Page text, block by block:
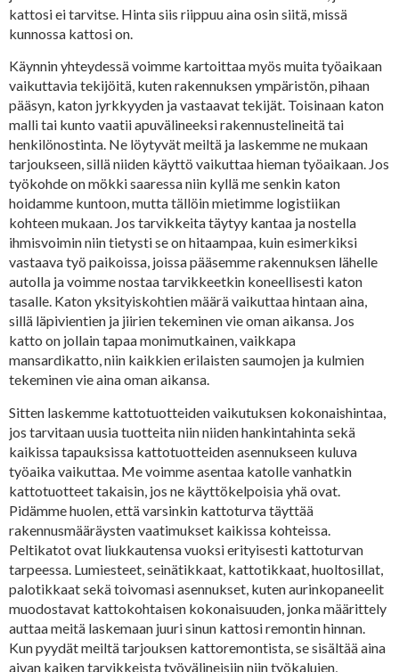
kattosi ei tarvitse. Hinta siis riippuu aina osin siitä, missä
kunnossa kattosi on.
Käynnin yhteydessä voimme kartoittaa myös muita työaikaan
vaikuttavia tekijöitä, kuten rakennuksen ympäristön, pihaan
pääsyn, katon jyrkkyyden ja vastaavat tekijät. Toisinaan katon
malli tai kunto vaatii apuvälineeksi rakennustelineitä tai
henkilönostinta. Ne löytyvät meiltä ja laskemme ne mukaan
tarjoukseen, sillä niiden käyttö vaikuttaa hieman työaikaan. Jos
työkohde on mökki saaressa niin kyllä me senkin katon
hoidamme kuntoon, mutta tällöin mietimme logistiikan
kohteen mukaan. Jos tarvikkeita täytyy kantaa ja nostella
ihmisvoimin niin tietysti se on hitaampaa, kuin esimerkiksi
vastaava työ paikoissa, joissa pääsemme rakennuksen lähelle
autolla ja voimme nostaa tarvikkeetkin koneellisesti katon
tasalle. Katon yksityiskohtien määrä vaikuttaa hintaan aina,
sillä läpivientien ja jiirien tekeminen vie oman aikansa. Jos
katto on jollain tapaa monimutkainen, vaikkapa
mansardikatto, niin kaikkien erilaisten saumojen ja kulmien
tekeminen vie aina oman aikansa.
Sitten laskemme kattotuotteiden vaikutuksen kokonaishintaa,
jos tarvitaan uusia tuotteita niin niiden hankintahinta sekä
kaikissa tapauksissa kattotuotteiden asennukseen kuluva
työaika vaikuttaa. Me voimme asentaa katolle vanhatkin
kattotuotteet takaisin, jos ne käyttökelpoisia yhä ovat.
Pidämme huolen, että varsinkin kattoturva täyttää
rakennusmääräysten vaatimukset kaikissa kohteissa.
Peltikatot ovat liukkautensa vuoksi erityisesti kattoturvan
tarpeessa. Lumiesteet, seinätikkaat, kattotikkaat, huoltosillat,
palotikkaat sekä toivomasi asennukset, kuten aurinkopaneelit
muodostavat kattokohtaisen kokonaisuuden, jonka määrittely
auttaa meitä laskemaan juuri sinun kattosi remontin hinnan.
Kun pyydät meiltä tarjouksen kattoremontista, se sisältää aina
aivan kaiken tarvikkeista työvälineisiin niin työkalujen,